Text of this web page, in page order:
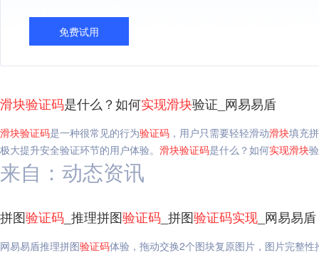
免费试用
滑块验证码是什么？如何实现滑块验证_网易易盾
滑块验证码是一种很常见的行为验证码 ，用户只需要轻轻滑动滑块填充
极大提升安全验证环节的用户体验。 滑块验证码是什么？如何实现滑块
来自：动态资讯
拼图验证码 _推理拼图验证码 _拼图验证码实现 _网易易盾
网易易盾推理拼图验证码体验，拖动交换2个图块复原图片，图片完整